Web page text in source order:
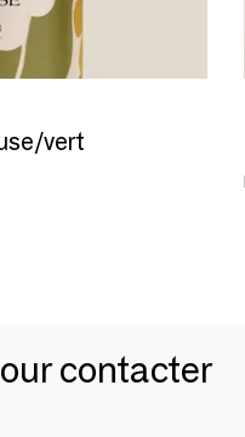
vert
contacter